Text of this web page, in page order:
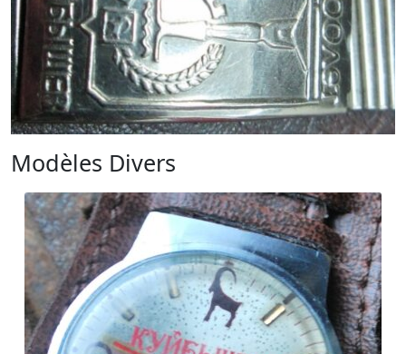
Modèles Divers